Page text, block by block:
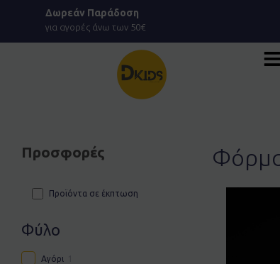
Μετάβαση
περιεχόμενο
Δωρεάν Παράδοση
για αγορές άνω των 50€
Προσφορές
Προϊόντα σε έκπτωση
Φύλο
Αγόρι